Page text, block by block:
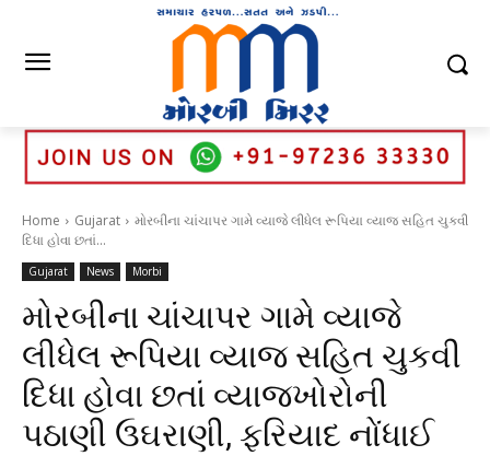
Home Gujarat
મોરબીના ચાંચાપર ગામે વ્યાજે લીધેલ રૂપિયા વ્યાજ સહિત ચુકવી
દિધા હોવા છતાં...
Gujarat News Morbi
મોરબીના ચાંચાપર ગામે વ્યાજે
લીધેલ રૂપિયા વ્યાજ સહિત ચુકવી
દિધા હોવા છતાં વ્યાજખોરોની
પઠાણી ઉઘરાણી, ફરિયાદ નોંધાઈ